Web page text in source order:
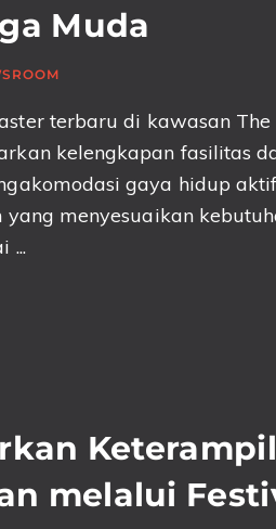
Muda
terbaru di kawasan
kelengkapan fasilitas
gaya hidup
menyesuaikan
...
melalui